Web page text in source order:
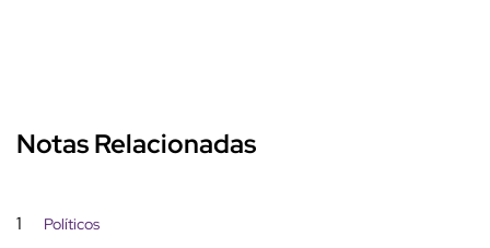
Notas Relacionadas
1 Políticos